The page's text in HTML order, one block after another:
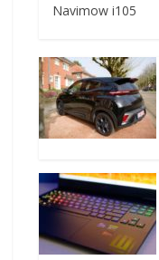
Navimow i105